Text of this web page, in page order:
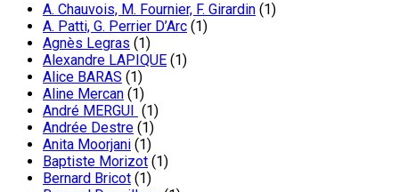
A. Chauvois, M. Fournier, F. Girardin (1)
A. Patti, G. Perrier D’Arc (1)
Agnès Legras (1)
Alexandre LAPIQUE (1)
Alice BARAS (1)
Aline Mercan (1)
André MERGUI
(1)
Andrée Destre (1)
Anita Moorjani (1)
Baptiste Morizot (1)
Bernard Bricot (1)